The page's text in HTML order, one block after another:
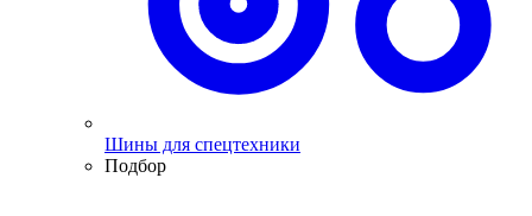
Шины для спецтехники
Подбор